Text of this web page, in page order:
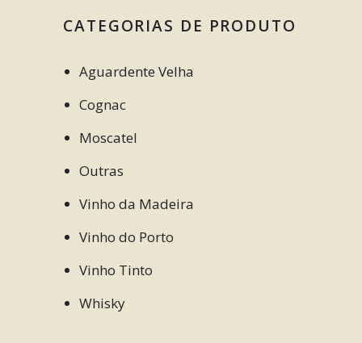
CATEGORIAS DE PRODUTO
Aguardente Velha
Cognac
Moscatel
Outras
Vinho da Madeira
Vinho do Porto
Vinho Tinto
Whisky